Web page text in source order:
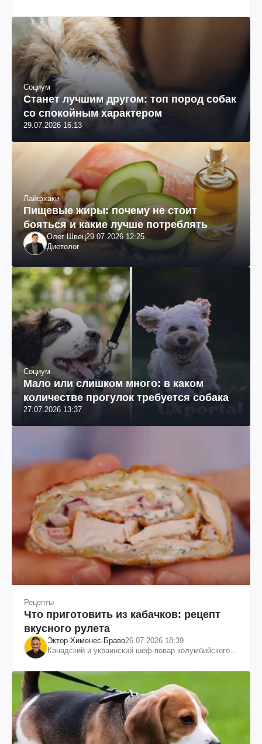
Социум
Станет лучшим другом: топ пород собак
со спокойным характером
29.07.2026 16:13
Лайфхаки
Пищевые жиры: почему не стоит
бояться и какие лучше потреблять
Олег Швец29.07.2026 12:25
Диетолог
Социум
Мало или слишком много: в каком
количестве прогулок требуется собака
27.07.2026 13:37
Рецепты
Что приготовить из кабачков: рецепт
вкусного рулета
Эктор Хименес-Браво26.07.2026 18:39
Канадский и украинский шеф-повар колумбийского